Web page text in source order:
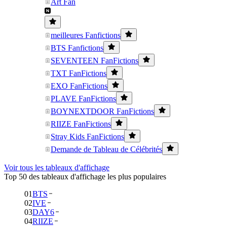
Art Fan
meilleures Fanfictions
BTS Fanfictions
SEVENTEEN FanFictions
TXT FanFictions
EXO FanFictions
PLAVE FanFictions
BOYNEXTDOOR FanFictions
RIIZE FanFictions
Stray Kids FanFictions
Demande de Tableau de Célébrités
Voir tous les tableaux d'affichage
Top 50 des tableaux d'affichage les plus populaires
01BTS
02IVE
03DAY6
04RIIZE